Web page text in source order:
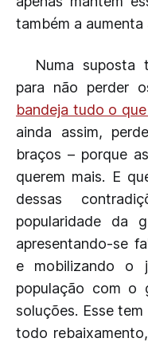
também a aumenta
Numa suposta
para não perder
bandeja tudo o
ainda assim,
braços – porque
querem mais. E
dessas
popularidade da
apresentando-se
e mobilizando o
população com o
soluções. Esse
todo